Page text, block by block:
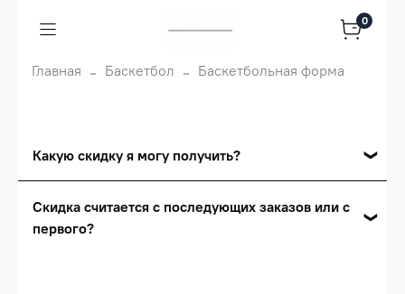
0
Главная Баскетбол Баскетбольная форма
Какую скидку я могу получить?
Сумма скидки зависит от стоимости вашего
Скидка считается с последующих заказов или с
первого?